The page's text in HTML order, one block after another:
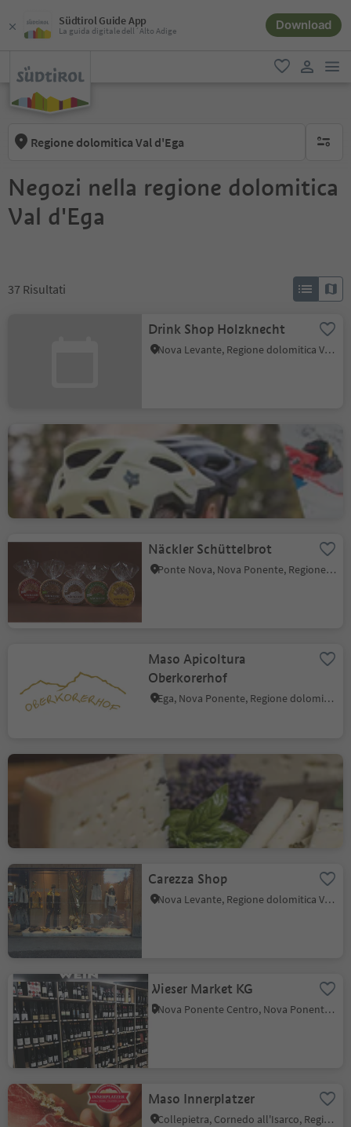
Südtirol Guide App
La guida digitale dell´Alto Adige Download
favoriti
Regione dolomitica Val d'Ega
Negozi nella regione dolomitica
Val d'Ega
37 Risultati
Drink Shop Holzknecht
Nova Levante, Regione dolomitica Val d'Ega
Sport Laurin Ski & Bike
Rental
Nova Levante, Regione dolomitica Val d'Ega
Näckler Schüttelbrot
Ponte Nova, Nova Ponente, Regione dolomitica Val d'Ega
Maso Apicoltura
Oberkorerhof
Ega, Nova Ponente, Regione dolomitica Val d'Ega
Caseificio aziendale
Ebenhof
Collepietra, Cornedo all'Isarco, Regione dolomitica Val d'Ega
Carezza Shop
Nova Levante, Regione dolomitica Val d'Ega
Wieser Market KG
Nova Ponente Centro, Nova Ponente, Regione dolomitica Val d'Ega
Maso Innerplatzer
Collepietra, Cornedo all'Isarco, Regione dolomitica Val d'Ega